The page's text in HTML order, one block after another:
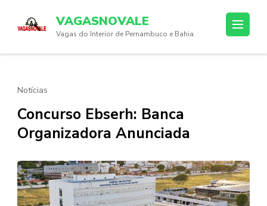
(Press
VAGASNOVALE
Vagas do Interior de Pernambuco e Bahia
Notícias
Concurso Ebserh: Banca
Organizadora Anunciada